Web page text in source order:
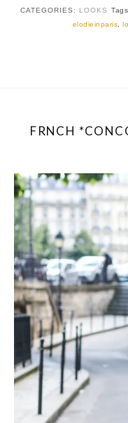
CATEGORIES: LOOKS
elodieinparis,
FRNCH